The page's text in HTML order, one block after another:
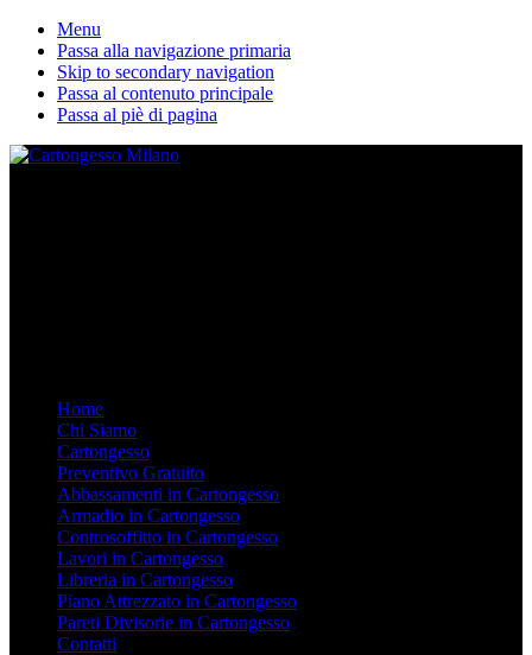
Menu
Passa alla navigazione primaria
Skip to secondary navigation
Passa al contenuto principale
Passa al piè di pagina
Home
Chi Siamo
Cartongesso
Preventivo Gratuito
Abbassamenti in Cartongesso
Armadio in Cartongesso
Controsoffitto in Cartongesso
Lavori in Cartongesso
Libreria in Cartongesso
Piano Attrezzato in Cartongesso
Pareti Divisorie in Cartongesso
Contatti